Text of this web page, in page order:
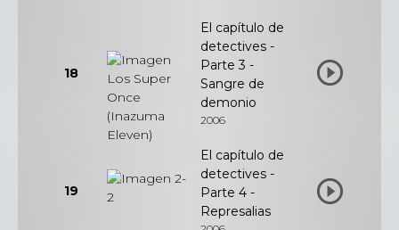
18
El capítulo de
detectives -
Parte 3 -
Sangre de
demonio
2006
19
El capítulo de
detectives -
Parte 4 -
Represalias